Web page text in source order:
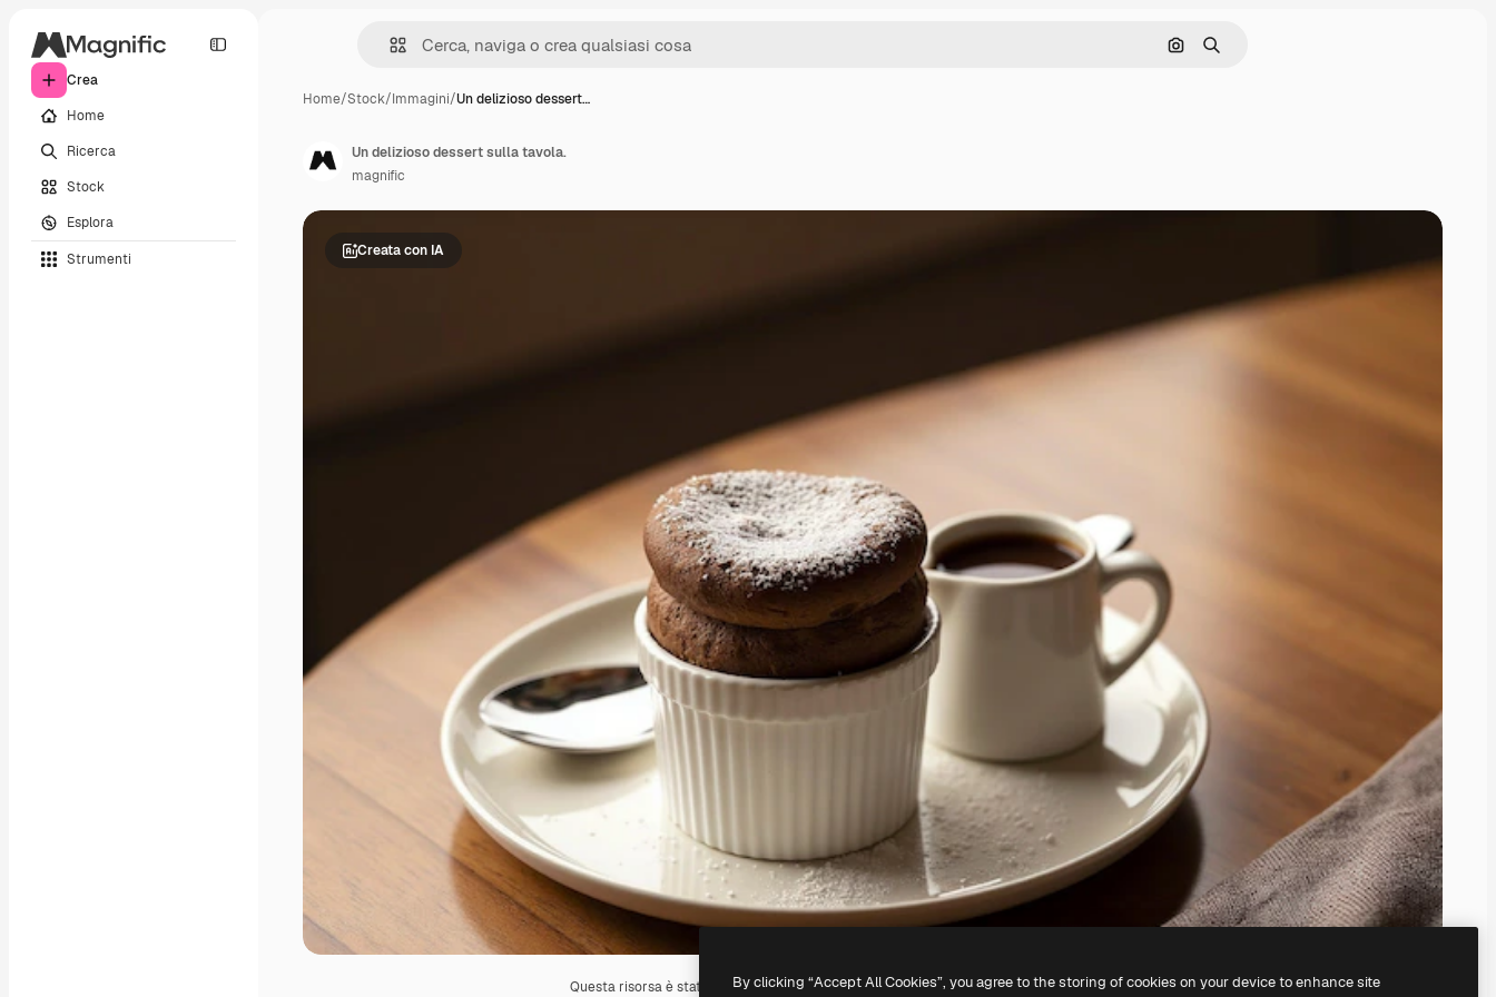
Crea
Home
Ricerca
Stock
Esplora
Strumenti
Cerca per immagine
Ricerca
Home/Stock/Immagini/Un delizioso dessert…
Creata con IA
Questa risorsa è stata generata con l' IA. Creane una tua utilizzando il generatore di immagini IA.
Un delizioso dessert sulla tavola.
magnific
By clicking “Accept All Cookies”, you agree to the storing of cookies on your device to enhance site